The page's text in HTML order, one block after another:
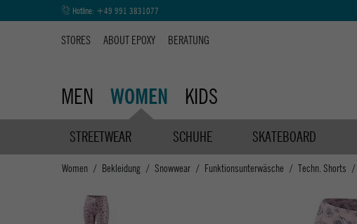
Hotline: +49 991 3831077
STORES ABOUT EPOXY BERATUNG
MEN WOMEN KIDS
STREETWEAR SCHUHE SKATEBOARD
Women Bekleidung Snowwear Funktionsunterwäsche Techn. Shorts